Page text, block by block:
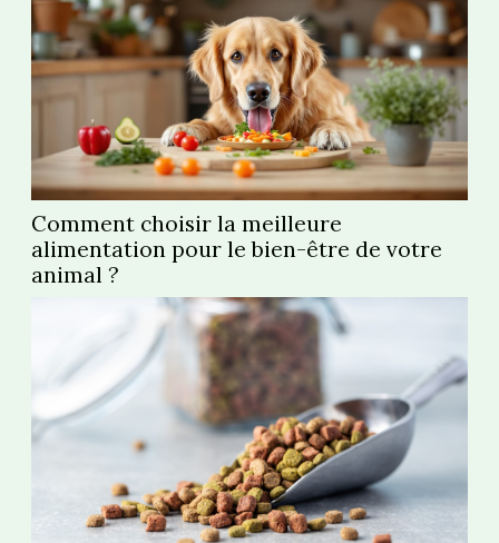
Comment choisir la meilleure
alimentation pour le bien-être de votre
animal ?